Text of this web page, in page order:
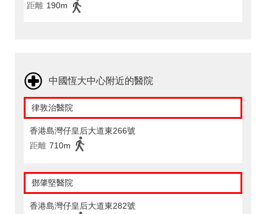
距離 190m
中國恆大中心附近的醫院
律敦治醫院
香港島灣仔皇后大道東266號
距離 710m
鄧肇堅醫院
香港島灣仔皇后大道東282號